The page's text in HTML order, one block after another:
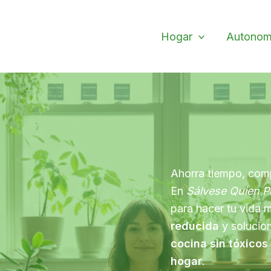
Hogar
Ahorra tiempo,
EnSálvese Quien
para hacer tu vida
reducida y
cocina sin tóxicos
hogar.